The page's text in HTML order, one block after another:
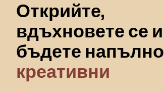
Открийте,
вдъхновете се и
бъдете напълно
креативни